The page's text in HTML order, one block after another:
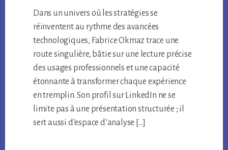
Dans un univers où les stratégies se
réinventent au rythme des avancées
technologiques, Fabrice Okmaz trace une
route singulière, bâtie sur une lecture précise
des usages professionnels et une capacité
étonnante à transformer chaque expérience
en tremplin. Son profil sur LinkedIn ne se
limite pas à une présentation structurée ; il
sert aussi d’espace d’analyse […]